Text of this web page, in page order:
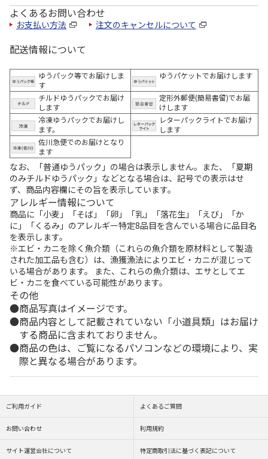
よくあるお問い合わせ
お支払い方法 注文のキャンセルについて
配送情報について
ゆうパック等でお届けしま
す
ゆうパケットでお届けします
チルドゆうパックでお届け
します
定形外郵便(簡易書留)でお届
けします
冷凍ゆうパックでお届けし
ます。
レターパックライトでお届け
します
佐川急便でのお届けとなり
ます
なお、「普通ゆうパック」の場合は表示しません。また、「夏期
のみチルドゆうパック」などとなる場合は、記号での表示はせ
ず、商品内容欄にその旨を表示しています。
アレルギー情報について
商品に「小麦」「そば」「卵」「乳」「落花生」「えび」「か
に」「くるみ」のアレルギー特定8品目を含んでいる場合に品目名
を表示します。
※エビ・カニを除く魚介類（これらの魚介類を原材料として製造
された加工品も含む）は、漁獲漁法によりエビ・カニが混じって
いる場合があります。 また、これらの魚介類は、エサとしてエ
ビ・カニを食べている可能性があります。
その他
商品写真はイメージです。
商品内容として記載されていない「小道具類」はお届け
する商品に含まれておりません。
商品の色は、ご覧になるパソコンなどの環境により、実
際と異なる場合があります。
ご利用ガイド よくあるご質問
お問い合わせ 利用規約
サイト運営会社について 特定商取引法に基づく表記について